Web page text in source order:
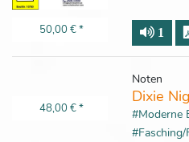
50,00 €* 1
48,00 €*
Noten
Dixie
#Moderne